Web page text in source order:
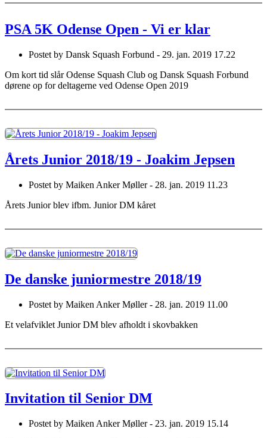
PSA 5K Odense Open - Vi er klar
Postet by Dansk Squash Forbund - 29. jan. 2019 17.22
Om kort tid slår Odense Squash Club og Dansk Squash Forbund
dørene op for deltagerne ved Odense Open 2019
Årets Junior 2018/19 - Joakim Jepsen
Postet by Maiken Anker Møller - 28. jan. 2019 11.23
Årets Junior blev ifbm. Junior DM kåret
De danske juniormestre 2018/19
Postet by Maiken Anker Møller - 28. jan. 2019 11.00
Et velafviklet Junior DM blev afholdt i skovbakken
Invitation til Senior DM
Postet by Maiken Anker Møller - 23. jan. 2019 15.14